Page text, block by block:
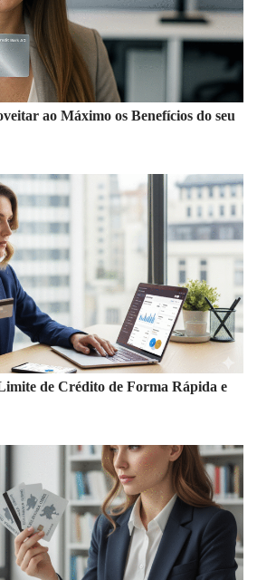
ao Máximo os Benefícios do seu
de Crédito de Forma Rápida e